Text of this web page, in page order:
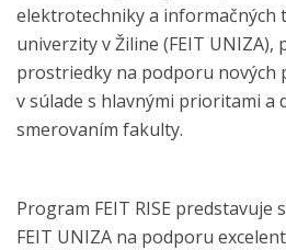
elektrotechniky a informačných
univerzity v Žiline (FEIT UNIZA),
prostriedky na podporu nových
v súlade s hlavnými prioritami a
smerovaním fakulty.
Program FEIT RISE
FEIT UNIZA na podporu